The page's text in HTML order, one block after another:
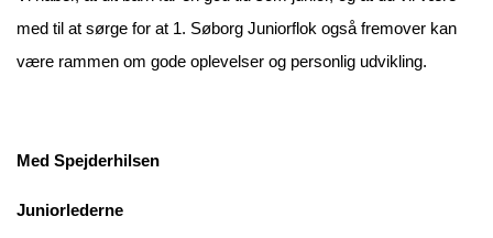
med til at sørge for at 1. Søborg Juniorflok også fremover kan
være rammen om gode oplevelser og personlig udvikling.
Med Spejderhilsen
Juniorlederne